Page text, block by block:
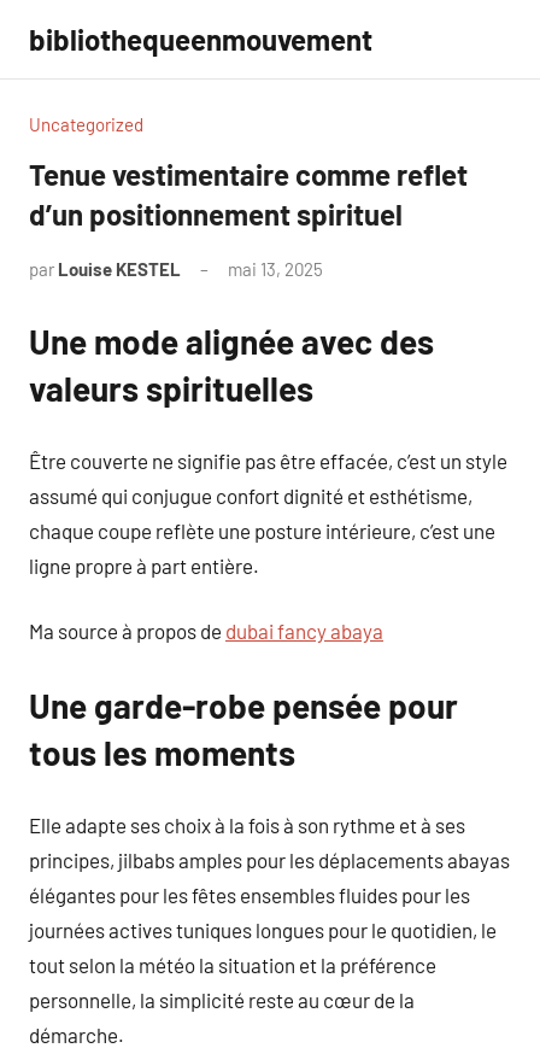
contenu
bibliothequeenmouvement
Uncategorized
Tenue vestimentaire comme reflet
d’un positionnement spirituel
par Louise KESTEL mai 13, 2025
Une mode alignée avec des
valeurs spirituelles
Être couverte ne signifie pas être effacée, c’est un style
assumé qui conjugue confort dignité et esthétisme,
chaque coupe reflète une posture intérieure, c’est une
ligne propre à part entière.
Ma source à propos de dubai fancy abaya
Une garde-robe pensée pour
tous les moments
Elle adapte ses choix à la fois à son rythme et à ses
principes, jilbabs amples pour les déplacements abayas
élégantes pour les fêtes ensembles fluides pour les
journées actives tuniques longues pour le quotidien, le
tout selon la météo la situation et la préférence
personnelle, la simplicité reste au cœur de la
démarche.